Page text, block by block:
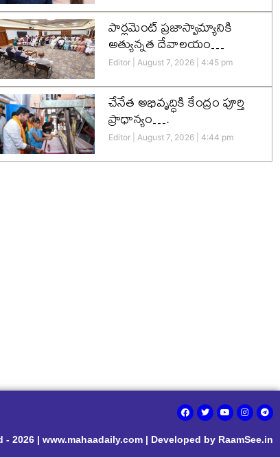
పార్లమెంట్ ప్రజాస్వామ్యానికి
అత్యున్నత దేవాలయం…
Editor August 7, 2026 4:45 pm
చేనేత అభివృద్ధికి కేంద్రం పూర్తి
ప్రాధాన్యం….
Editor August 7, 2026 4:44 pm
- 2026 | www.mahaadaily.com | Developed by RaamSee.in